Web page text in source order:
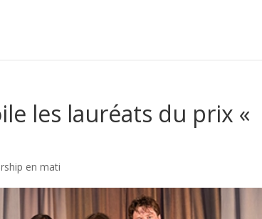
les lauréats du prix «
en mati